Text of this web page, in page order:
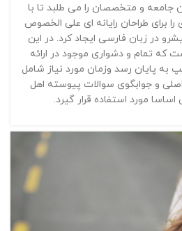
جامعه و متخصصان را می طلبد تا با
برای طراحان رایانه ای علی الخصوص
در زبان فارسی ایجاد کرد. در این
که تمام و دشواری موجود در ارائه
به پایان رسد وزمان مورد نیاز شامل
و جوابگوی سوالات پیوسته اهل
مورد استفاده قرار گیرد.